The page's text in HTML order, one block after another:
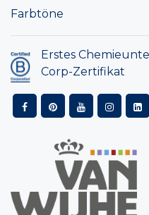
Farbtöne
Erstes
Corp-Zertifikat